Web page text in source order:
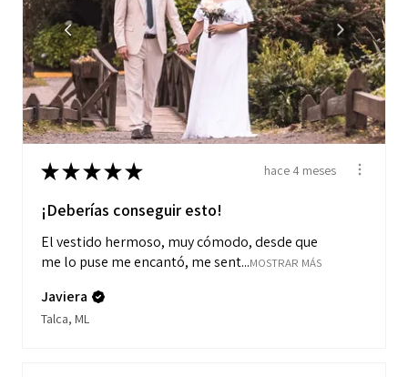
★★★★★ hace 4 meses
¡Deberías conseguir esto!
El vestido hermoso, muy cómodo, desde que
me lo puse me encantó, me sent...MOSTRAR MÁS
Javiera
Talca, ML